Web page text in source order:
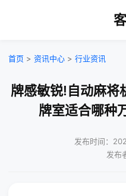
首页 > 资讯中心 > 行业资讯
牌感敏锐!自动麻将
牌室适合哪种
发布时间：
发布